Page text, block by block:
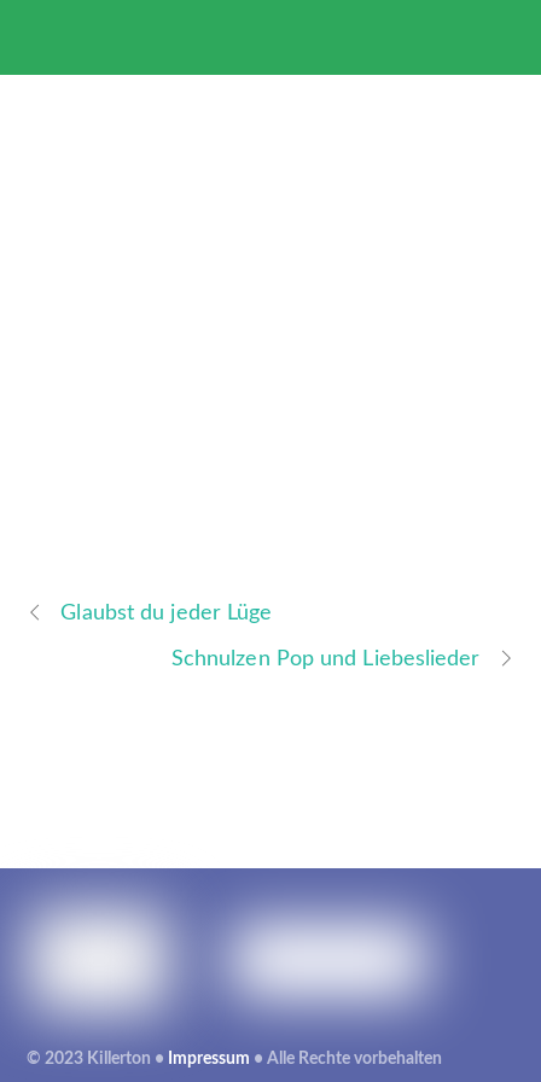
Glaubst du jeder Lüge
Schnulzen Pop und Liebeslieder
© 2023 Killerton • Impressum • Alle Rechte vorbehalten